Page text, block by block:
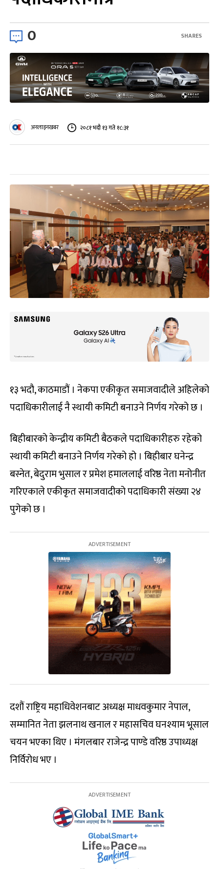
0 SHARES
अनलाइनखबर २०८१ भदौ १३ गते १८:३१
१३ भदौ, काठमाडौं । नेकपा एकीकृत समाजवादीले अहिलेको
पदाधिकारीलाई नै स्थायी कमिटी बनाउने निर्णय गरेको छ ।
बिहीबारको केन्द्रीय कमिटी बैठकले पदाधिकारीहरु रहेको
स्थायी कमिटी बनाउने निर्णय गरेको हो । बिहीबार घनेन्द्र
बस्नेत, बेदुराम भुसाल र प्रमेश हमाललाई वरिष्ठ नेता मनोनीत
गरिएकाले एकीकृत समाजवादीको पदाधिकारी संख्या २४
पुगेको छ ।
दशौं राष्ट्रिय महाधिवेशनबाट अध्यक्ष माधवकुमार नेपाल,
सम्मानित नेता झलनाथ खनाल र महासचिव घनश्याम भूसाल
चयन भएका थिए । मंगलबार राजेन्द्र पाण्डे वरिष्ठ उपाध्यक्ष
निर्विरोध भए ।